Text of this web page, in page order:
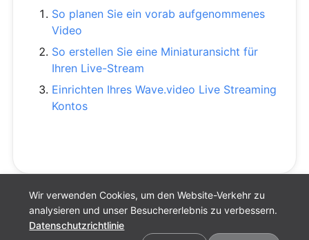
Wir verwenden Cookies, um den Website-Verkehr zu
analysieren und unser Besuchererlebnis zu verbessern.
Datenschutzrichtlinie
So planen Sie ein vorab aufgenommenes
Video
So erstellen Sie eine Miniaturansicht für
Ihren Live-Stream
Einrichten Ihres Wave.video Live Streaming
Kontos
Cookie-Einstellungen